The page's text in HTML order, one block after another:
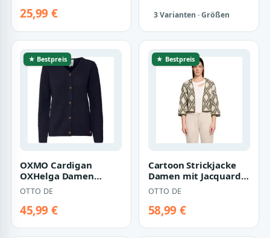
25,99 € 3 Varianten · Größen
★ Bestpreis
OXMO Cardigan
OXHelga Damen
Feinstrick
Cardigan/Strickjacke
OTTO DE
45,99 €
★ Bestpreis
Cartoon Strickjacke
Damen mit Jacquard
(1-tlg)
OTTO DE
58,99 €